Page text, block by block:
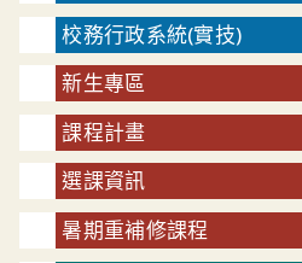
校務行政系統(實技)
新生專區
課程計畫
選課資訊
暑期重補修課程